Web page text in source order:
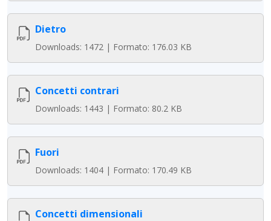
Dietro
Downloads: 1472 | Formato: 176.03 KB
Concetti contrari
Downloads: 1443 | Formato: 80.2 KB
Fuori
Downloads: 1404 | Formato: 170.49 KB
Concetti dimensionali